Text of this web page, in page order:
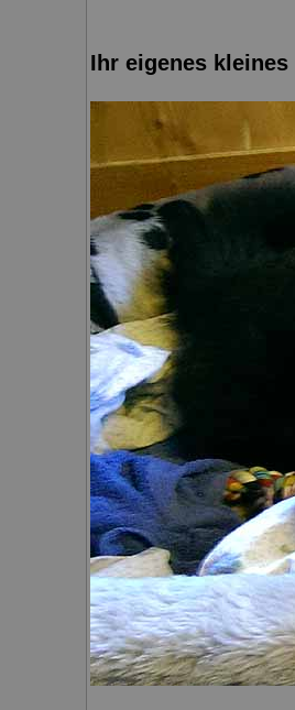
Ihr eigenes